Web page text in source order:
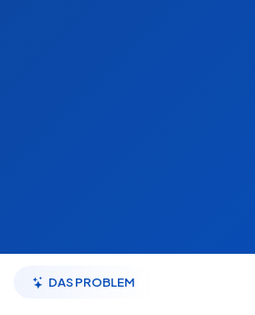
DAS PROBLEM